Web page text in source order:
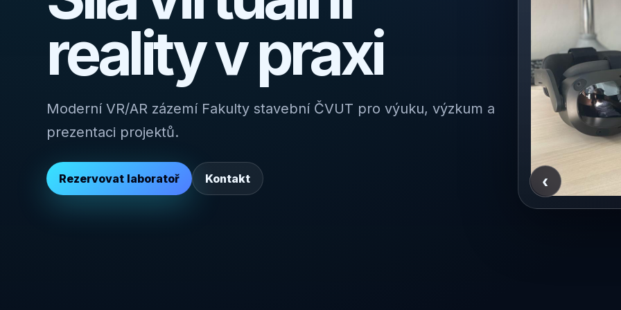
reality v praxi
Moderní VR/AR zázemí Fakulty stavební ČVUT pro výuku, výzkum a
prezentaci projektů.
Rezervovat laboratoř Kontakt ‹